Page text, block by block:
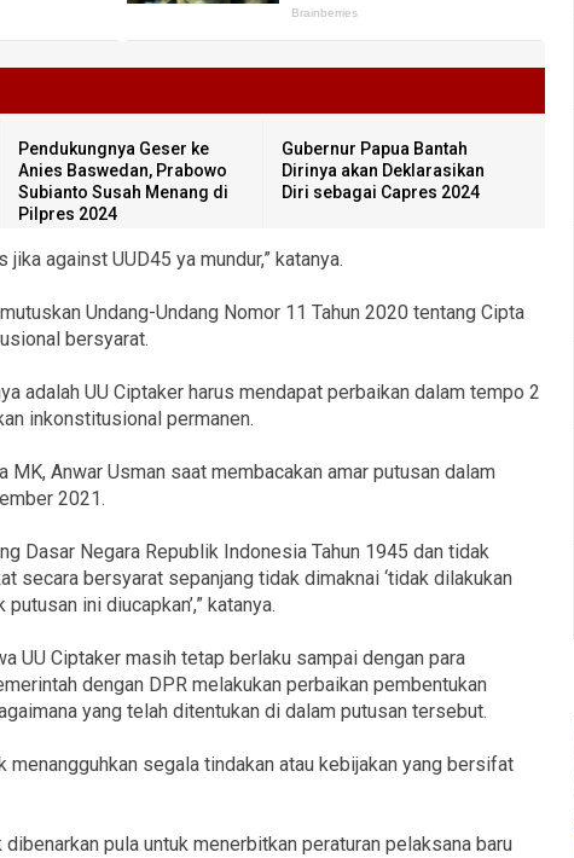
Pendukungnya Geser ke
Anies Baswedan, Prabowo
Subianto Susah Menang di
Pilpres 2024
Gubernur Papua Bantah
Dirinya akan Deklarasikan
Diri sebagai Capres 2024
against UUD45 ya mundur,” katanya.
Undang-Undang Nomor 11 Tahun 2020 tentang Cipta
bersyarat.
adalah UU Ciptaker harus mendapat perbaikan dalam tempo 2
inkonstitusional permanen.
Anwar Usman saat membacakan amar putusan dalam
2021.
Dasar Negara Republik Indonesia Tahun 1945 dan tidak
secara bersyarat sepanjang tidak dimaknai ‘tidak dilakukan
ini diucapkan’,” katanya.
UU Ciptaker masih tetap berlaku sampai dengan para
dengan DPR melakukan perbaikan pembentukan
yang telah ditentukan di dalam putusan tersebut.
menangguhkan segala tindakan atau kebijakan yang bersifat
pula untuk menerbitkan peraturan pelaksana baru